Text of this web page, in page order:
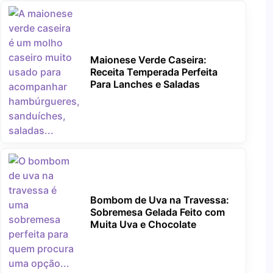
Maionese Verde Caseira:
Receita Temperada Perfeita
Para Lanches e Saladas
Bombom de Uva na Travessa:
Sobremesa Gelada Feito com
Muita Uva e Chocolate